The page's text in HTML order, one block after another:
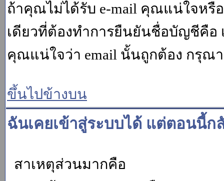
ถ้าคุณไม่ได้รับ e-mail คุณแน่ใจหรื
เดียวที่ต้องทำการยืนยันชื่อบัญชีคือ
คุณแน่ใจว่า email นั้นถูกต้อง กรุณ
ขึ้นไปข้างบน
ฉันเคยเข้าสู่ระบบได้ แต่ตอนนี้ก
สาเหตุส่วนมากคือ